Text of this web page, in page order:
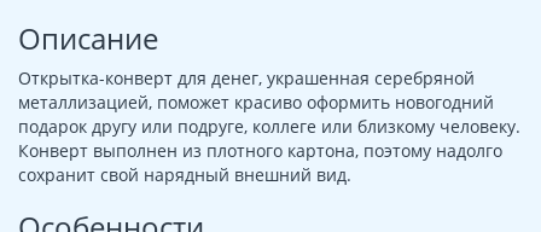
Описание
Открытка-конверт для денег, украшенная серебряной
металлизацией, поможет красиво оформить новогодний
подарок другу или подруге, коллеге или близкому человеку.
Конверт выполнен из плотного картона, поэтому надолго
сохранит свой нарядный внешний вид.